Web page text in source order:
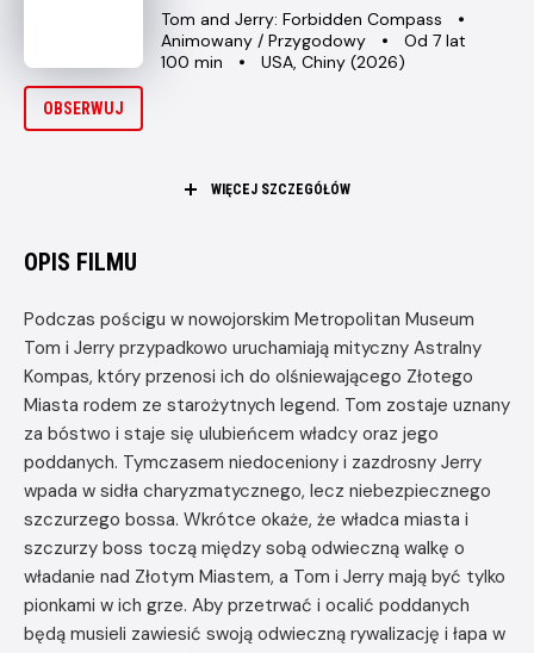
OBSERWUJ
Oryginalny
tytuł
Tom and Jerry: Forbidden Compass
Animowany / Przygodowy
Minimalny
wiek
Od 7 lat
Czas
100 min
Kraj
USA, Chiny (2026)
REŻYSERIA
WIĘCEJ SZCZEGÓŁÓW
OPIS FILMU
Podczas pościgu w nowojorskim Metropolitan Museum
Tom i Jerry przypadkowo uruchamiają mityczny Astralny
Kompas, który przenosi ich do olśniewającego Złotego
Miasta rodem ze starożytnych legend. Tom zostaje uznany
za bóstwo i staje się ulubieńcem władcy oraz jego
poddanych. Tymczasem niedoceniony i zazdrosny Jerry
wpada w sidła charyzmatycznego, lecz niebezpiecznego
szczurzego bossa. Wkrótce okaże, że władca miasta i
szczurzy boss toczą między sobą odwieczną walkę o
władanie nad Złotym Miastem, a Tom i Jerry mają być tylko
pionkami w ich grze. Aby przetrwać i ocalić poddanych
będą musieli zawiesić swoją odwieczną rywalizację i łapa w